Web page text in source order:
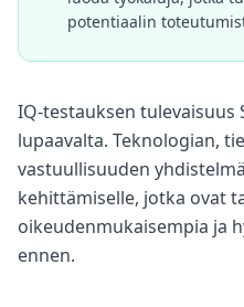
potentiaalin
IQ-testauksen tulevaisuus
lupaavalta. Teknologian,
vastuullisuuden
kehittämiselle, jotka ovat
oikeudenmukaisempia ja
ennen.